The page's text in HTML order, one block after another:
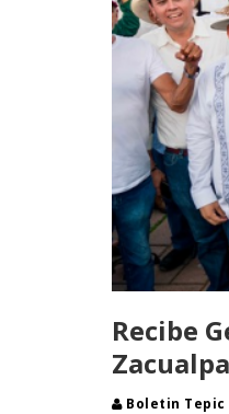
Recibe
Boletin Tepic